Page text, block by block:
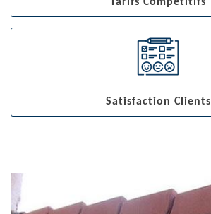
Satisfaction Clients